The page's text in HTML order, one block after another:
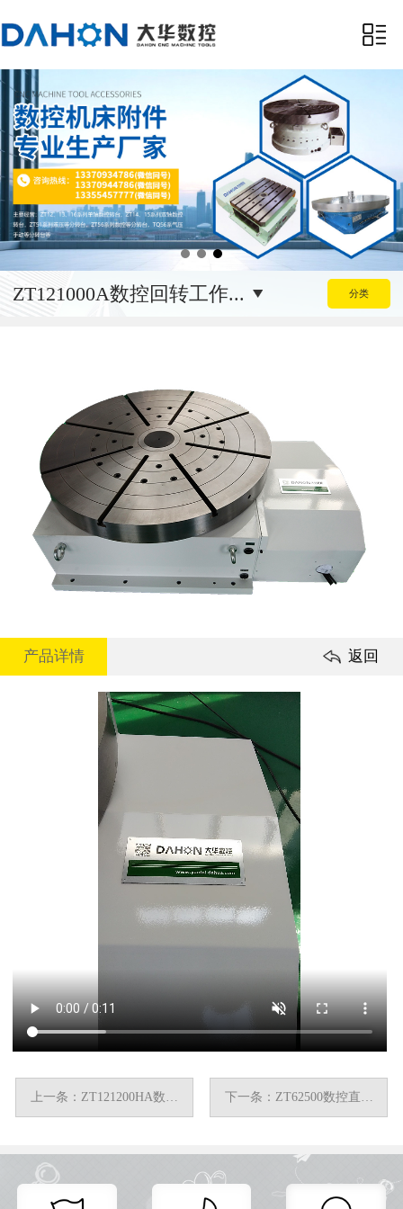
ZT121000A数控回转工作... 分类
产品详情 返回
上一条：ZT121200HA数控 下一条：ZT62500数控直驱